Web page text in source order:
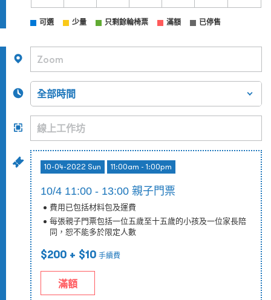
可選 少量 只剩餘輪椅票 滿額 已停售
10-04-2022 Sun 11:00am - 1:00pm
10/4 11:00 - 13:00 親子門票
費用已包括材料包及運費
每張親子門票包括一位五歲至十五歲的小孩及一位家長陪
同，恕不能多於限定人數
$200 + $10 手續費
滿額